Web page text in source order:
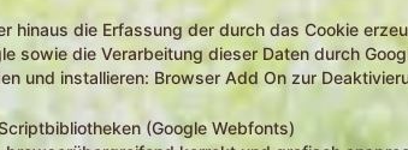
hinaus die Erfassung der durch das Cookie
sowie die Verarbeitung dieser Daten durch
und installieren: Browser Add On zur
(Google Webfonts)